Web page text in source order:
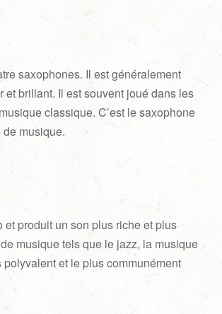
saxophones. Il est généralement
brillant. Il est souvent joué dans les
classique. C’est le saxophone
musique.
et produit un son plus riche et plus
musique tels que le jazz, la musique
et le plus communément